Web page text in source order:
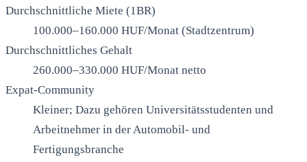
Durchschnittliche Miete (1BR)
100.000–160.000 HUF/Monat (Stadtzentrum)
Durchschnittliches Gehalt
260.000–330.000 HUF/Monat netto
Expat-Community
Kleiner; Dazu gehören Universitätsstudenten und
Arbeitnehmer in der Automobil- und
Fertigungsbranche